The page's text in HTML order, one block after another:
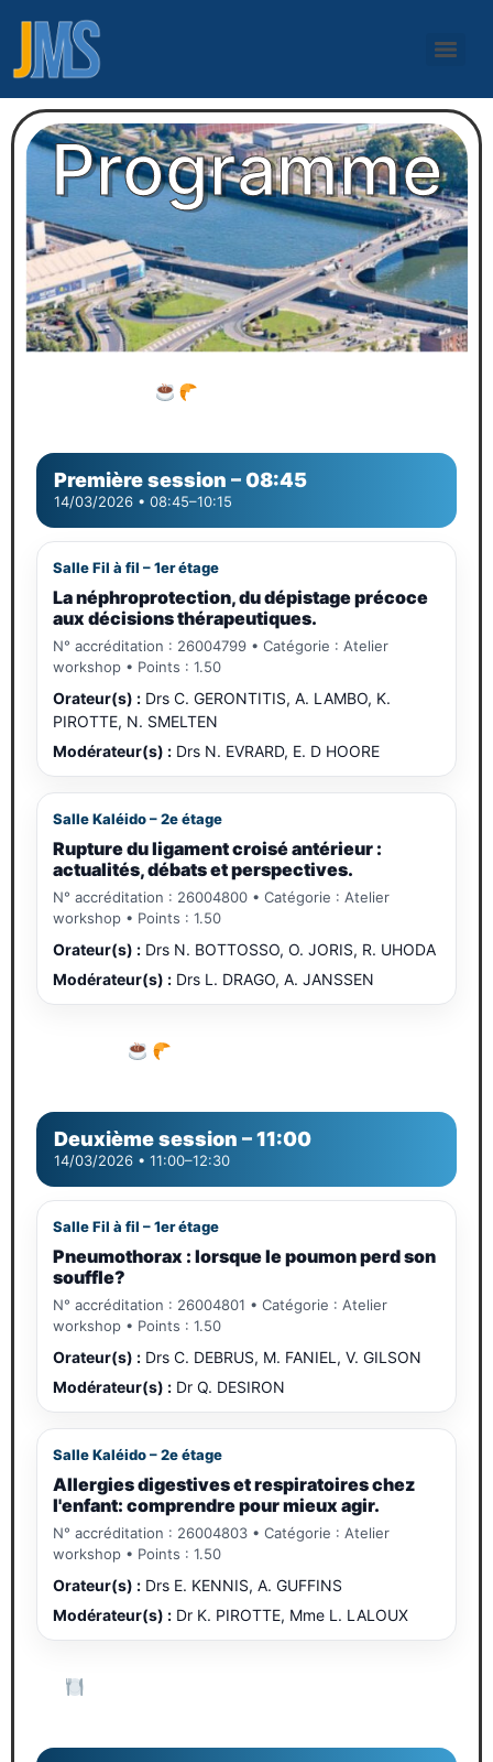
Programme
Première session –08:45
14/03/2026 • 08:45–10:15
Salle Fil à fil – 1er étage
La néphroprotection, du dépistage précoce
aux décisions thérapeutiques.
N° accréditation : 26004799 • Catégorie : Atelier
workshop • Points : 1.50
Orateur(s) : Drs C. GERONTITIS, A. LAMBO, K.
PIROTTE, N. SMELTEN
Modérateur(s) : Drs N. EVRARD, E. D HOORE
Salle Kaléido – 2e étage
Rupture du ligament croisé antérieur :
actualités, débats et perspectives.
N° accréditation : 26004800 • Catégorie : Atelier
workshop • Points : 1.50
Orateur(s) : Drs N. BOTTOSSO, O. JORIS, R. UHODA
Modérateur(s) : Drs L. DRAGO, A. JANSSEN
Deuxième session –11:00
14/03/2026 • 11:00–12:30
Salle Fil à fil – 1er étage
Pneumothorax : lorsque le poumon perd son
souffle?
N° accréditation : 26004801 • Catégorie : Atelier
workshop • Points : 1.50
Orateur(s) : Drs C. DEBRUS, M. FANIEL, V. GILSON
Modérateur(s) : Dr Q. DESIRON
Salle Kaléido – 2e étage
Allergies digestives et respiratoires chez
l'enfant: comprendre pour mieux agir.
N° accréditation : 26004803 • Catégorie : Atelier
workshop • Points : 1.50
Orateur(s) : Drs E. KENNIS, A. GUFFINS
Modérateur(s) : Dr K. PIROTTE, Mme L. LALOUX